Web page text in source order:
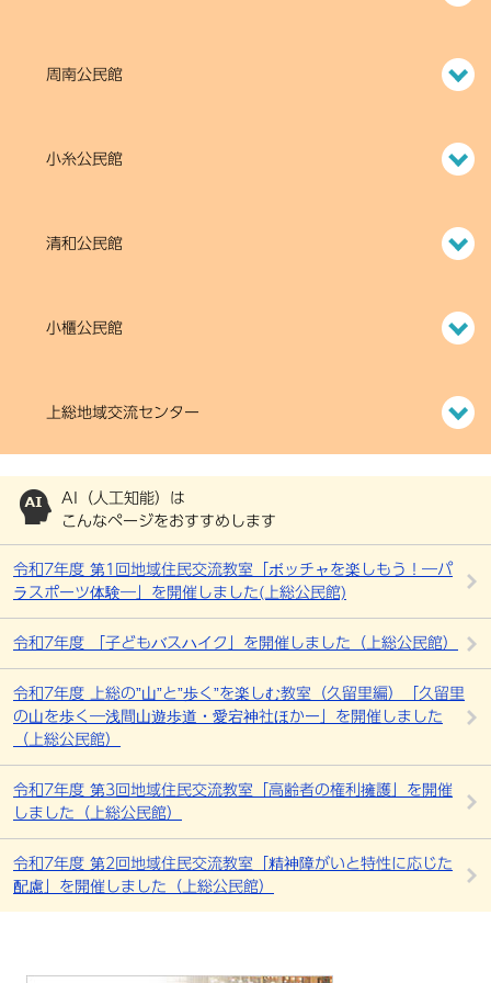
周南公民館
小糸公民館
清和公民館
小櫃公民館
上総地域交流センター
AI（人工知能）は
こんなページをおすすめします
令和7年度 第1回地域住民交流教室「ボッチャを楽しもう！―パ
ラスポーツ体験―」を開催しました(上総公民館)
令和7年度 「子どもバスハイク」を開催しました（上総公民館）
令和7年度 上総の”山”と”歩く”を楽しむ教室（久留里編）「久留里
の山を歩く―浅間山遊歩道・愛宕神社ほかー」を開催しました
（上総公民館）
令和7年度 第3回地域住民交流教室「高齢者の権利擁護」を開催
しました（上総公民館）
令和7年度 第2回地域住民交流教室「精神障がいと特性に応じた
配慮」を開催しました（上総公民館）